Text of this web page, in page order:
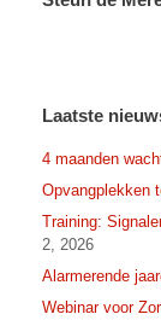
Laatste
4 maanden
Opvangplekken
Training:
2, 2026
Alarmerende
Webinar voor